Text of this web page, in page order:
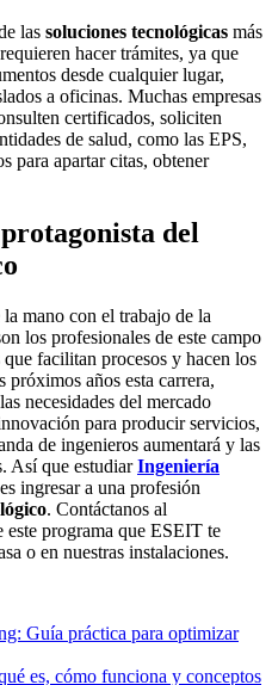
las soluciones tecnológicas más
hacer trámites, ya que
desde cualquier lugar,
a oficinas. Muchas empresas
certificados, soliciten
de salud, como las EPS,
para apartar citas, obtener
del
la mano con el trabajo de la
los profesionales de este campo
facilitan procesos y hacen los
años esta carrera,
necesidades del mercado
para producir servicios,
de ingenieros aumentará y las
Así que estudiarIngeniería
ingresar a una profesión
. Contáctanos al
programa que ESEIT te
o en nuestras instalaciones.
Guía práctica para optimizar
es, cómo funciona y conceptos